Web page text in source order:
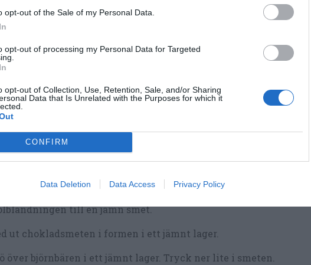
opt-out of the Sale of my Personal Data.
opt-out of processing my Personal Data for Targeted
opt-out of Collection, Use, Retention, Sale, and/or Sharing
Data that Is Unrelated with the Purposes for which it
CONFIRM
Data Deletion Data Access Privacy Policy
ugnen på 200 grader vanlig ugn.
smör i en kastrull. Sätt åt sidan att svalna.
ägg och socker någon minut i en stor bunke.
till en jämn smet.
ut chokladsmeten i formen i ett jämnt lager.
över björnbären i ett jämnt lager. Tryck ner lite i smeten.